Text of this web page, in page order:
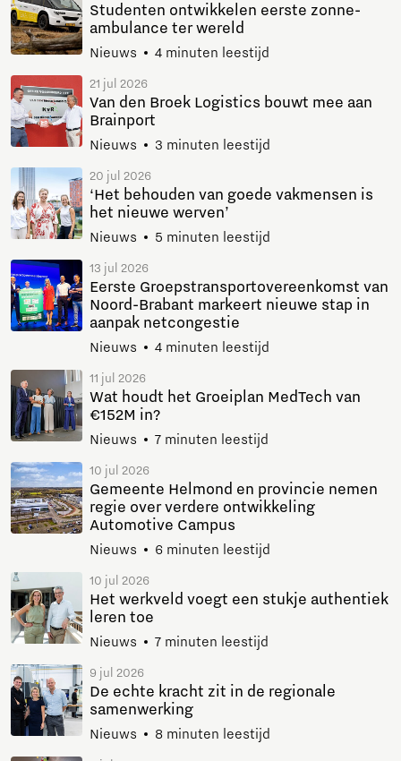
Studenten ontwikkelen eerste zonne-
ambulance ter wereld
Nieuws 4 minuten leestijd
21 jul 2026
Van den Broek Logistics bouwt mee aan
Brainport
Nieuws 3 minuten leestijd
20 jul 2026
‘Het behouden van goede vakmensen is
het nieuwe werven’
Nieuws 5 minuten leestijd
13 jul 2026
Eerste Groepstransportovereenkomst van
Noord-Brabant markeert nieuwe stap in
aanpak netcongestie
Nieuws 4 minuten leestijd
11 jul 2026
Wat houdt het Groeiplan MedTech van
€152M in?
Nieuws 7 minuten leestijd
10 jul 2026
Gemeente Helmond en provincie nemen
regie over verdere ontwikkeling
Automotive Campus
Nieuws 6 minuten leestijd
10 jul 2026
Het werkveld voegt een stukje authentiek
leren toe
Nieuws 7 minuten leestijd
9 jul 2026
De echte kracht zit in de regionale
samenwerking
Nieuws 8 minuten leestijd